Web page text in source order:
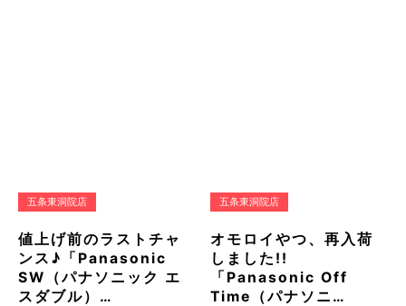
五条東洞院店
値上げ前のラストチャ
ンス♪「Panasonic
SW（パナソニック エ
スダブル）…
五条東洞院店
オモロイやつ、再入荷
しました!!
「Panasonic Off
Time（パナソニ…